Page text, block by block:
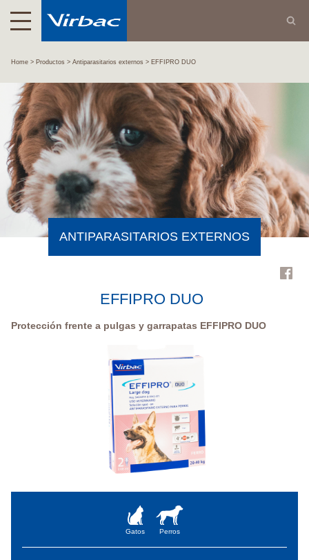
Home Productos Antiparasitarios externos EFFIPRO DUO
ANTIPARASITARIOS EXTERNOS
EFFIPRO DUO
Protección frente a pulgas y garrapatas EFFIPRO DUO
Gatos Perros